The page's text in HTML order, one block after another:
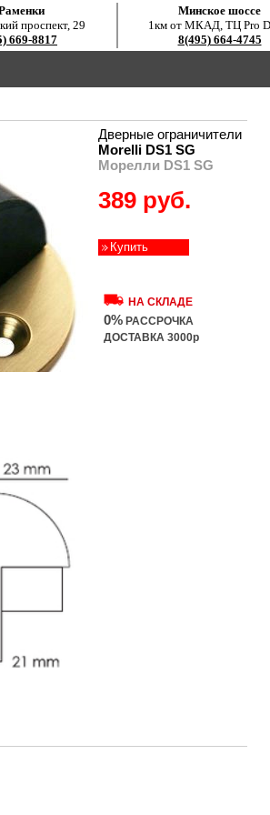
проспект, 29
669-8817
Минское шоссе
1км от МКАД, ТЦ Pro
8(495) 664-4745
Дверные ограничители
Morelli DS1 SG
Морелли DS1 SG
389 руб.
Купить
НА СКЛАДЕ
0% РАССРОЧКА
ДОСТАВКА 3000р